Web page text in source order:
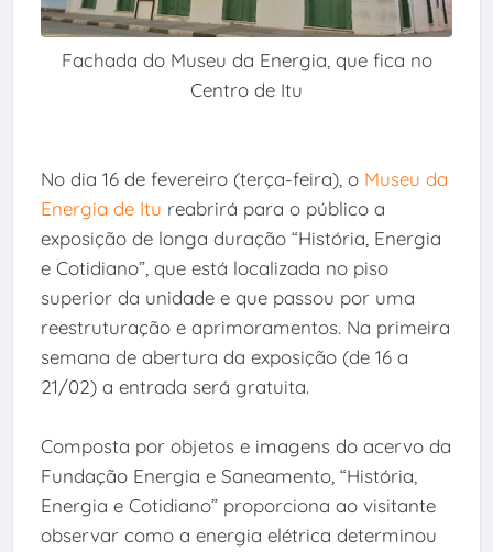
Fachada do Museu da Energia, que fica no
Centro de Itu
No dia 16 de fevereiro (terça-feira), o Museu da
Energia de Itu reabrirá para o público a
exposição de longa duração “História, Energia
e Cotidiano”, que está localizada no piso
superior da unidade e que passou por uma
reestruturação e aprimoramentos. Na primeira
semana de abertura da exposição (de 16 a
21/02) a entrada será gratuita.
Composta por objetos e imagens do acervo da
Fundação Energia e Saneamento, “História,
Energia e Cotidiano” proporciona ao visitante
observar como a energia elétrica determinou